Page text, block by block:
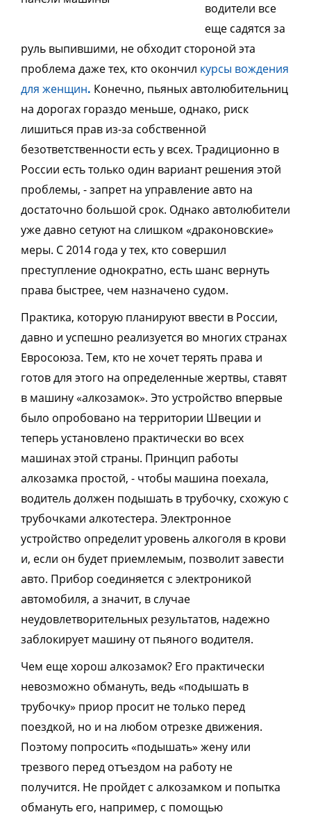
водители все
еще садятся за
руль выпившими, не обходит стороной эта
проблема даже тех, кто окончил курсы вождения
для женщин. Конечно, пьяных автолюбительниц
на дорогах гораздо меньше, однако, риск
лишиться прав из-за собственной
безответственности есть у всех. Традиционно в
России есть только один вариант решения этой
проблемы, - запрет на управление авто на
достаточно большой срок. Однако автолюбители
уже давно сетуют на слишком «драконовские»
меры. С 2014 года у тех, кто совершил
преступление однократно, есть шанс вернуть
права быстрее, чем назначено судом.
Практика, которую планируют ввести в России,
давно и успешно реализуется во многих странах
Евросоюза. Тем, кто не хочет терять права и
готов для этого на определенные жертвы, ставят
в машину «алкозамок». Это устройство впервые
было опробовано на территории Швеции и
теперь установлено практически во всех
машинах этой страны. Принцип работы
алкозамка простой, - чтобы машина поехала,
водитель должен подышать в трубочку, схожую с
трубочками алкотестера. Электронное
устройство определит уровень алкоголя в крови
и, если он будет приемлемым, позволит завести
авто. Прибор соединяется с электроникой
автомобиля, а значит, в случае
неудовлетворительных результатов, надежно
заблокирует машину от пьяного водителя.
Чем еще хорош алкозамок? Его практически
невозможно обмануть, ведь «подышать в
трубочку» приор просит не только перед
поездкой, но и на любом отрезке движения.
Поэтому попросить «подышать» жену или
трезвого перед отъездом на работу не
получится. Не пройдет с алкозамком и попытка
обмануть его, например, с помощью